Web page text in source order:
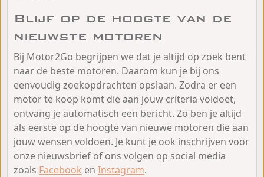
Blijf op de hoogte van de
nieuwste motoren
Bij Motor2Go begrijpen we dat je altijd op zoek bent
naar de beste motoren. Daarom kun je bij ons
eenvoudig zoekopdrachten opslaan. Zodra er een
motor te koop komt die aan jouw criteria voldoet,
ontvang je automatisch een bericht. Zo ben je altijd
als eerste op de hoogte van nieuwe motoren die aan
jouw wensen voldoen. Je kunt je ook inschrijven voor
onze nieuwsbrief of ons volgen op social media
zoals Facebook en Instagram.